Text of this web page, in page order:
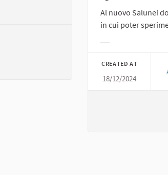
Al nuovo Salunei
in cui poter
CREATED AT
18/12/2024